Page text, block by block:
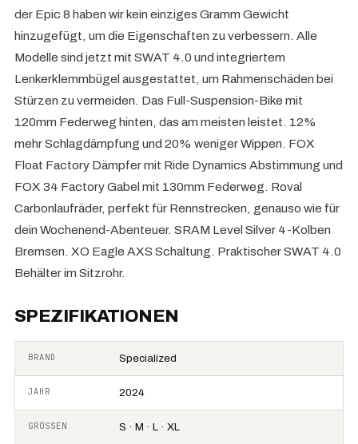
der Epic 8 haben wir kein einziges Gramm Gewicht
hinzugefügt, um die Eigenschaften zu verbessern. Alle
Modelle sind jetzt mit SWAT 4.0 und integriertem
Lenkerklemmbügel ausgestattet, um Rahmenschäden bei
Stürzen zu vermeiden. Das Full-Suspension-Bike mit
120mm Federweg hinten, das am meisten leistet. 12%
mehr Schlagdämpfung und 20% weniger Wippen. FOX
Float Factory Dämpfer mit Ride Dynamics Abstimmung und
FOX 34 Factory Gabel mit 130mm Federweg. Roval
Carbonlaufräder, perfekt für Rennstrecken, genauso wie für
dein Wochenend-Abenteuer. SRAM Level Silver 4-Kolben
Bremsen. XO Eagle AXS Schaltung. Praktischer SWAT 4.0
Behälter im Sitzrohr.
SPEZIFIKATIONEN
BRAND Specialized
JAHR 2024
GRÖSSEN S · M · L · XL